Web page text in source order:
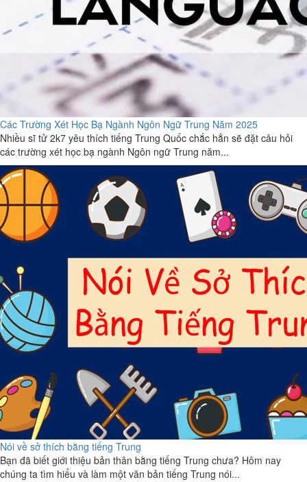
Các Trường Xét Học Bạ Ngành Ngôn Ngữ Trung Năm 2025
Nhiều sĩ tử 2k7 yêu thích tiếng Trung Quốc chắc hẳn sẽ đặt câu hỏi
các trường xét học bạ ngành Ngôn ngữ Trung năm...
Nói về sở thích bằng tiếng Trung
Bạn đã biết giới thiệu bản thân bằng tiếng Trung chưa? Hôm nay
chúng ta tìm hiểu và làm một văn bản tiếng Trung nói...